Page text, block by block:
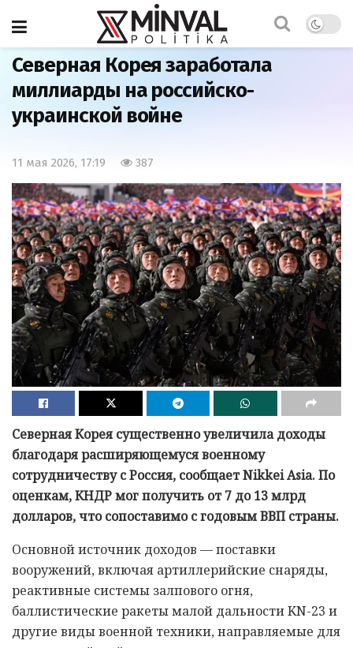
Главная
Северная Корея заработала
миллиарды на российско-
украинской войне
11 мая 2026, 17:19 387
Северная Корея существенно увеличила доходы
благодаря расширяющемуся военному
сотрудничеству с Россия, сообщает Nikkei Asia. По
оценкам, КНДР мог получить от 7 до 13 млрд
долларов, что сопоставимо с годовым ВВП страны.
Основной источник доходов — поставки
вооружений, включая артиллерийские снаряды,
реактивные системы залпового огня,
баллистические ракеты малой дальности KN-23 и
другие виды военной техники, направляемые для